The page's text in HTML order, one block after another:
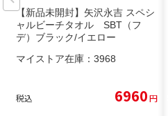
【新品未開封】矢沢永吉 スペシ
ャルビーチタオル SBT（フ
デ）ブラック/イエロー
マイストア在庫： 3968
税込 6960円